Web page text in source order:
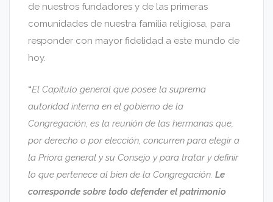
de nuestros fundadores y de las primeras
comunidades de nuestra familia religiosa, para
responder con mayor fidelidad a este mundo de
hoy.
“El Capítulo general que posee la suprema
autoridad interna en el gobierno de la
Congregación, es la reunión de las hermanas que,
por derecho o por elección, concurren para elegir a
la Priora general y su Consejo y para tratar y definir
lo que pertenece al bien de la Congregación. Le
corresponde sobre todo defender el patrimonio